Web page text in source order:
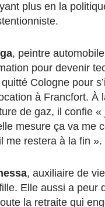
plus en la
, peintre
pour devenir
Cologne pour
à Francfort. À
de gaz, il confie
mesure ça va me
me restera à la fin ».
, auxiliaire de
Elle aussi a peur
la retraite qui